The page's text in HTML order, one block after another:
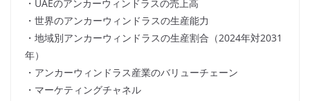
・UAEのアンカーウィンドラスの売上高
・世界のアンカーウィンドラスの生産能力
・地域別アンカーウィンドラスの生産割合（2024年対2031
年）
・アンカーウィンドラス産業のバリューチェーン
・マーケティングチャネル